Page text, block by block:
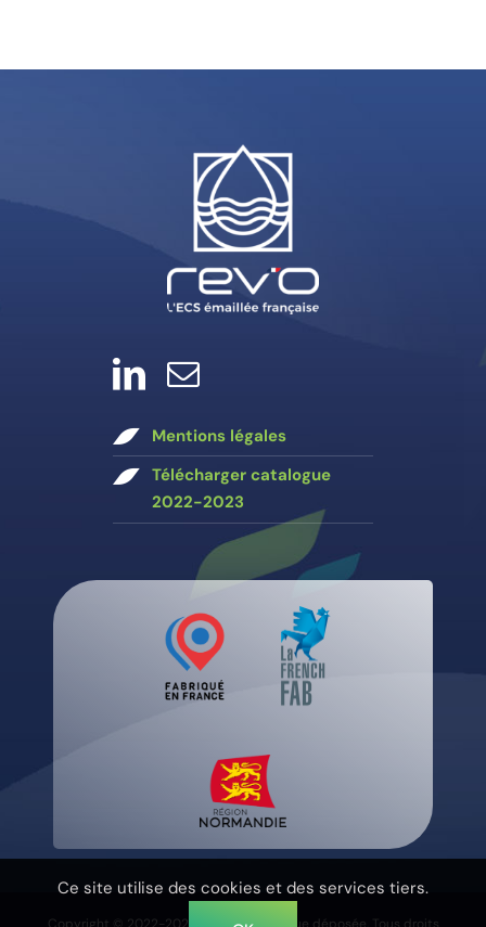
Mentions légales
Télécharger catalogue
2022-2023
Ce site utilise des cookies et des services tiers.